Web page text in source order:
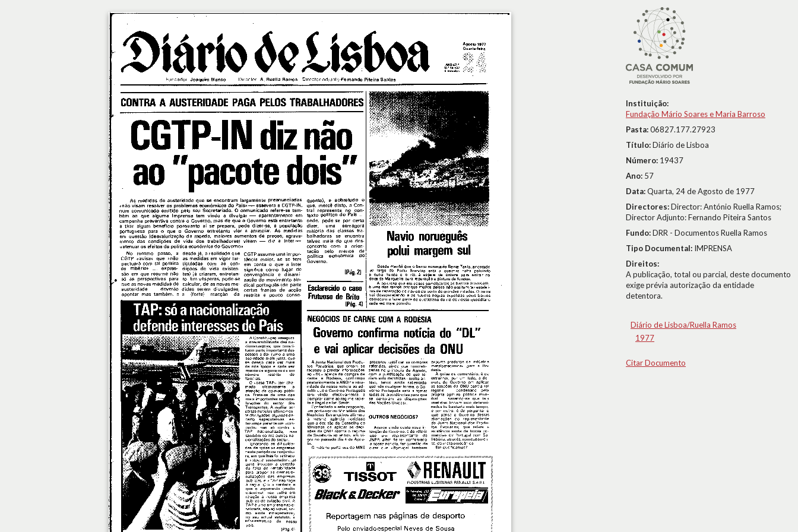
Instituição:
Fundação Mário Soares e Maria Barroso
Pasta:06827.177.27923
Título:Diário de Lisboa
Número: 19437
Ano: 57
Data:Quarta, 24 de Agosto de 1977
Directores:Director: António Ruella Ramos;
Director Adjunto: Fernando Piteira Santos
Fundo:DRR - Documentos Ruella Ramos
Tipo Documental: IMPRENSA
Direitos:
A publicação, total ou parcial, deste documento
exige prévia autorização da entidade
detentora.
Diário de Lisboa/Ruella Ramos
1977
Citar Documento